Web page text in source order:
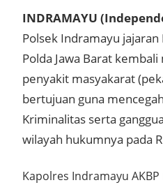
INDRAMAYU
Polsek Indramayu
Polda Jawa Barat
penyakit masyakarat
bertujuan guna
Kriminalitas serta
wilayah hukumnya pada
Kapolres Indramayu